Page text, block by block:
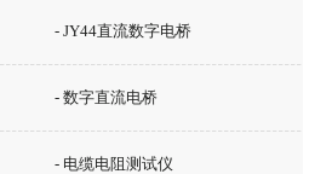
- JY44直流数字电桥
- 数字直流电桥
- 电缆电阻测试仪